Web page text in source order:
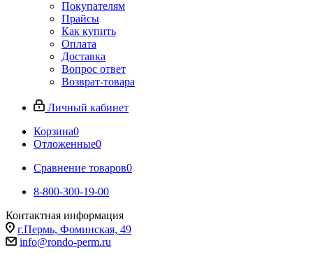
Покупателям
Прайсы
Как купить
Оплата
Доставка
Вопрос ответ
Возврат-товара
Личный кабинет
Корзина0
Отложенные0
Сравнение товаров0
8-800-300-19-00
Контактная информация
г.Пермь, Фоминская, 49
info@rondo-perm.ru